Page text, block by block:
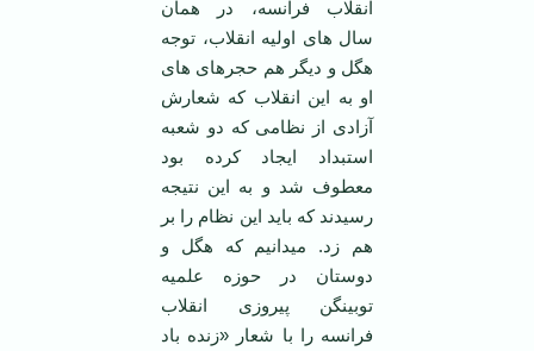
انقلاب فرانسه، در همان
سال های اولیه انقلاب، توجه
هگل و دیگر هم حجره­ای های
او به این انقلاب که شعارش
آزادی از نظامی که دو شعبه
استبداد ایجاد کرده بود
معطوف شد و به این نتیجه
رسیدند که باید این نظام را بر
هم زد. می­دانیم که هگل و
دوستان در حوزه علمیه
توبینگن پیروزی انقلاب
فرانسه را با شعار «زنده باد